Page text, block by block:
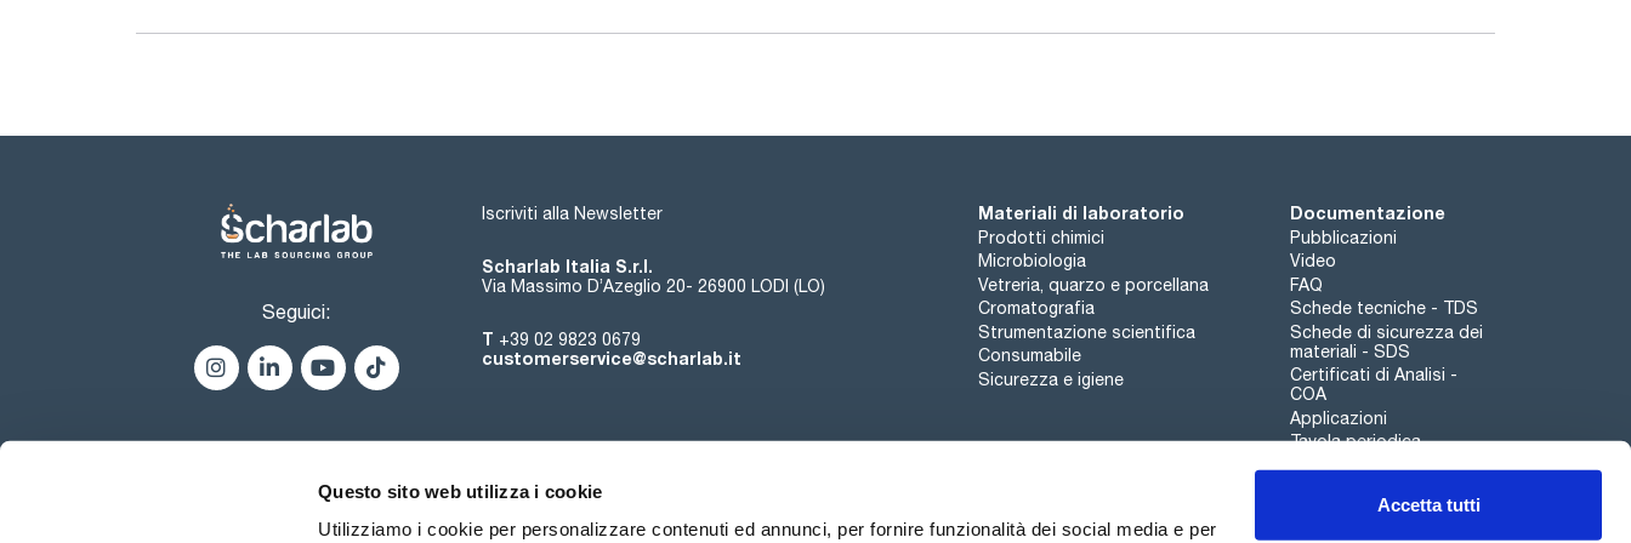
Questo sito web utilizza i cookie
Utilizziamo i cookie per personalizzare contenuti ed annunci, per fornire funzionalità dei social media e per
Accetta tutti
rivolgersi a consultas@scharlab.com
Seguici:
Iscriviti alla Newsletter
Scharlab Italia S.r.l.
Via Massimo D’Azeglio 20- 26900 LODI (LO)
T +39 02 9823 0679
customerservice@scharlab.it
Materiali di laboratorio
Prodotti chimici
Microbiologia
Vetreria, quarzo e porcellana
Cromatografia
Strumentazione scientifica
Consumabile
Sicurezza e igiene
Documentazione
Pubblicazioni
Video
FAQ
Schede tecniche - TDS
Schede di sicurezza dei
materiali - SDS
Certificati di Analisi -
COA
Applicazioni
Tavola periodica
Canale di segnalazioni